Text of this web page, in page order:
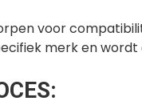
voor
merk en